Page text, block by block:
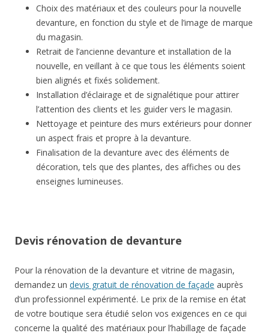
Choix des matériaux et des couleurs pour la nouvelle
devanture, en fonction du style et de l’image de marque
du magasin.
Retrait de l’ancienne devanture et installation de la
nouvelle, en veillant à ce que tous les éléments soient
bien alignés et fixés solidement.
Installation d’éclairage et de signalétique pour attirer
l’attention des clients et les guider vers le magasin.
Nettoyage et peinture des murs extérieurs pour donner
un aspect frais et propre à la devanture.
Finalisation de la devanture avec des éléments de
décoration, tels que des plantes, des affiches ou des
enseignes lumineuses.
Devis rénovation de devanture
Pour la rénovation de la devanture et vitrine de magasin,
demandez un devis gratuit de rénovation de façade auprès
d’un professionnel expérimenté. Le prix de la remise en état
de votre boutique sera étudié selon vos exigences en ce qui
concerne la qualité des matériaux pour l’habillage de façade